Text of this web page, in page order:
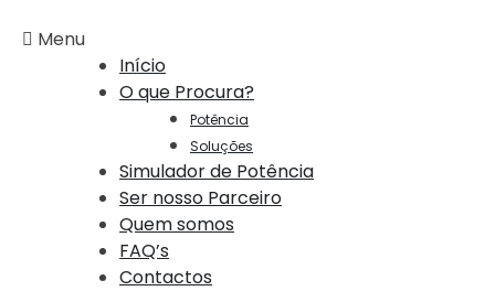
Menu
Início
O que Procura?
Potência
Soluções
Simulador de Potência
Ser nosso Parceiro
Quem somos
FAQ’s
Contactos